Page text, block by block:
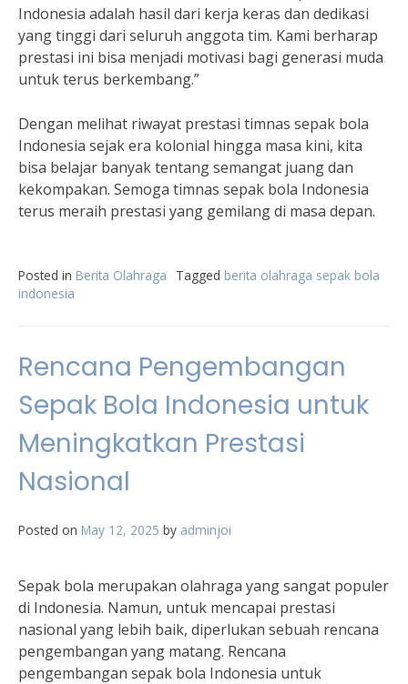
Indonesia adalah hasil dari kerja keras dan dedikasi
yang tinggi dari seluruh anggota tim. Kami berharap
prestasi ini bisa menjadi motivasi bagi generasi muda
untuk terus berkembang.”
Dengan melihat riwayat prestasi timnas sepak bola
Indonesia sejak era kolonial hingga masa kini, kita
bisa belajar banyak tentang semangat juang dan
kekompakan. Semoga timnas sepak bola Indonesia
terus meraih prestasi yang gemilang di masa depan.
Posted in Berita Olahraga Tagged berita olahraga sepak bola
indonesia
Rencana Pengembangan
Sepak Bola Indonesia untuk
Meningkatkan Prestasi
Nasional
Posted on May 12, 2025 by adminjoi
Sepak bola merupakan olahraga yang sangat populer
di Indonesia. Namun, untuk mencapai prestasi
nasional yang lebih baik, diperlukan sebuah rencana
pengembangan yang matang. Rencana
pengembangan sepak bola Indonesia untuk